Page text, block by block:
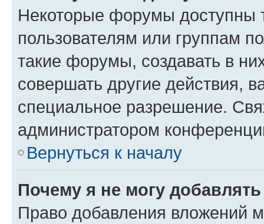
Некоторые форумы доступны
пользователям или группам
такие форумы, создавать в
совершать другие действия,
специальное разрешение.
администратором
Вернуться к началу
Почему я не могу
Право добавления вложений